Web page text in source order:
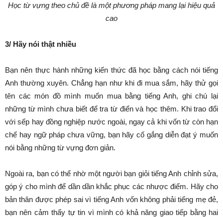
Học từ vựng theo chủ đề là một phương pháp mang lại hiệu quả
cao
3/ Hãy nói thật nhiều
Bạn nên thực hành những kiến thức đã học bằng cách nói tiếng
Anh thường xuyên. Chẳng hạn như khi đi mua sắm, hãy thử gọi
tên các món đồ mình muốn mua bằng tiếng Anh, ghi chú lại
những từ mình chưa biết để tra từ điển và học thêm. Khi trao đổi
với sếp hay đồng nghiệp nước ngoài, ngay cả khi vốn từ còn hạn
chế hay ngữ pháp chưa vững, bạn hãy cố gắng diễn đạt ý muốn
nói bằng những từ vựng đơn giản.
Ngoài ra, bạn có thể nhờ một người bạn giỏi tiếng Anh chỉnh sửa,
góp ý cho mình để dần dần khắc phục các nhược điểm. Hãy cho
bản thân được phép sai vì tiếng Anh vốn không phải tiếng mẹ đẻ,
bạn nên cảm thấy tự tin vì mình có khả năng giao tiếp bằng hai